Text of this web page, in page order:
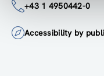
+43 1 4950442-0
Accessibility by